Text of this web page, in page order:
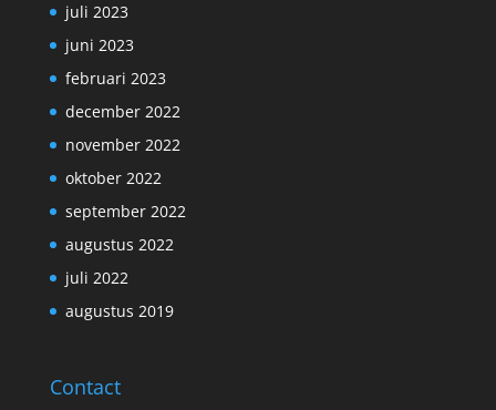
juli 2023
juni 2023
februari 2023
december 2022
november 2022
oktober 2022
september 2022
augustus 2022
juli 2022
augustus 2019
Contact